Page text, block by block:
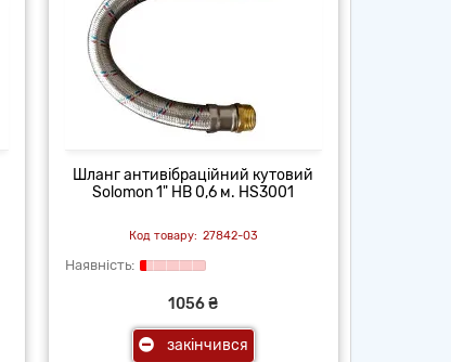
Шланг антивібраційний кутовий
Solomon 1" НВ 0,6 м. HS3001
27842-03
1056 ₴
закінчився